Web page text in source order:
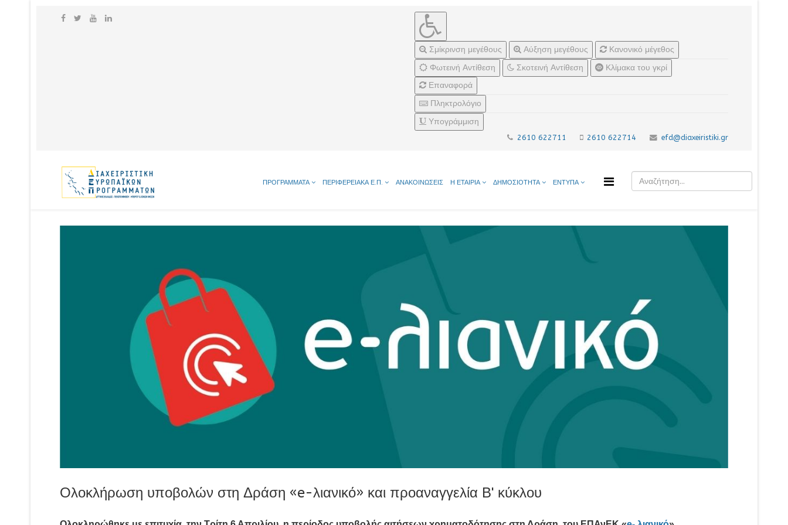
Σμίκρινση μεγέθους Αύξηση μεγέθους
Κανονικό μέγεθος
Φωτεινή Αντίθεση
Σκοτεινή Αντίθεση
Κλίμακα του γκρί
Επαναφορά
Πληκτρολόγιο
Υπογράμμιση
2610 622711 2610 622714 efd@diaxeiristiki.gr
ΠΡΟΓΡΑΜΜΑΤΑ ΠΕΡΙΦΕΡΕΙΑΚΑ Ε.Π. ΑΝΑΚΟΙΝΩΣΕΙΣ Η ΕΤΑΙΡΙΑ ΔΗΜΟΣΙΟΤΗΤΑ ΕΝΤΥΠΑ
Ολοκλήρωση υποβολών στη Δράση «e-λιανικό» και προαναγγελία Β' κύκλου